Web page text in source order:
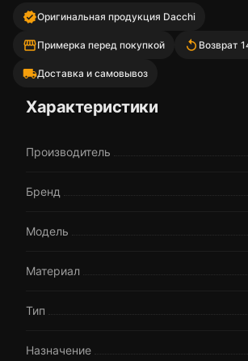
verifiedОригинальная продукция Dacchi
storefrontПримерка перед покупкой replay Возврат
local_shippingДоставка и самовывоз
Характеристики
Производитель
Бренд
Модель
Материал
Тип
Назначение